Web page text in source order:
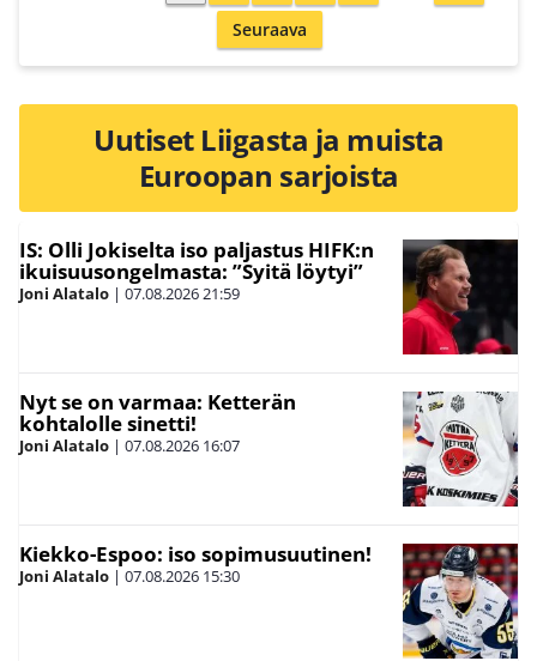
Seuraava
Uutiset Liigasta ja muista
Euroopan sarjoista
IS: Olli Jokiselta iso paljastus HIFK:n
ikuisuusongelmasta: ”Syitä löytyi”
Joni Alatalo | 07.08.202621:59
Nyt se on varmaa: Ketterän
kohtalolle sinetti!
Joni Alatalo | 07.08.2026 16:07
Kiekko-Espoo: iso sopimusuutinen!
Joni Alatalo | 07.08.2026 15:30